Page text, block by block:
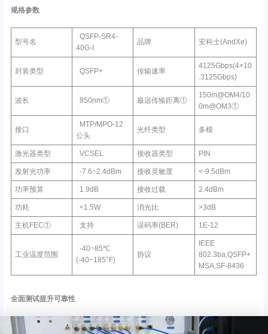
规格参数
型号名
QSFP-SR4-
40G-I
品牌 安科士(AndXe)
封装类型 QSFP+ 传输速率
4125Gbps(4×10
.3125Gbps)
波长 850nm① 最远传输距离①
150m@OM4/10
0m@OM3①
接口
MTP/MPO-12
公头
光纤类型 多模
激光器类型 VCSEL 接收器类型 PIN
发射光功率 -7.6~2.4dBm 接收灵敏度 <-9.5dBm
功率预算 1.9dB 接收过载 2.4dBm
功耗 <1.5W 消光比 >3dB
主机FEC① 支持 误码率(BER) 1E-12
工业温度范围
-40~85℃
(-40~185°F)
协议
IEEE
802.3ba,QSFP+
MSA,SF-8436
全面测试提升可靠性